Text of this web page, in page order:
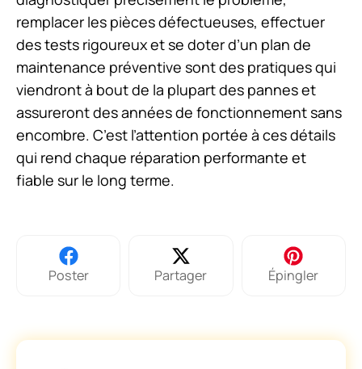
remplacer les pièces défectueuses, effectuer
des tests rigoureux et se doter d’un plan de
maintenance préventive sont des pratiques qui
viendront à bout de la plupart des pannes et
assureront des années de fonctionnement sans
encombre. C’est l’attention portée à ces détails
qui rend chaque réparation performante et
fiable sur le long terme.
Poster Partager Épingler